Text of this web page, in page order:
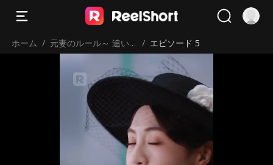
ホーム / 元妻のルール～ 追い
/ エピソード 5